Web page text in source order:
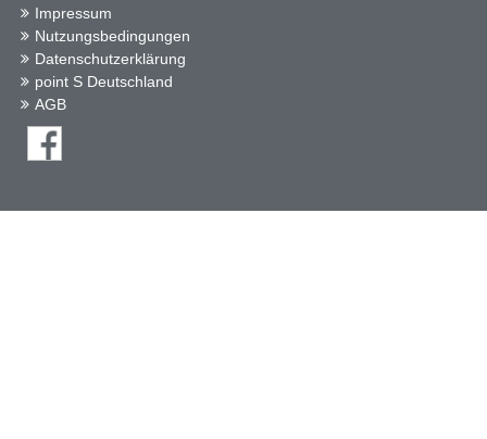
Impressum
Nutzungsbedingungen
Datenschutzerklärung
point S Deutschland
AGB